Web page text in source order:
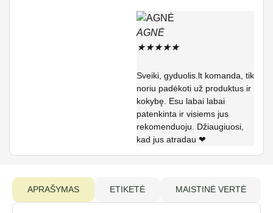
AGNĖ
★★★★★
Sveiki, gyduolis.lt komanda, tik
noriu padėkoti už produktus ir
kokybę. Esu labai labai
patenkinta ir visiems jus
rekomenduoju. Džiaugiuosi,
kad jus atradau ❤
APRAŠYMAS ETIKETĖ MAISTINĖ VERTĖ